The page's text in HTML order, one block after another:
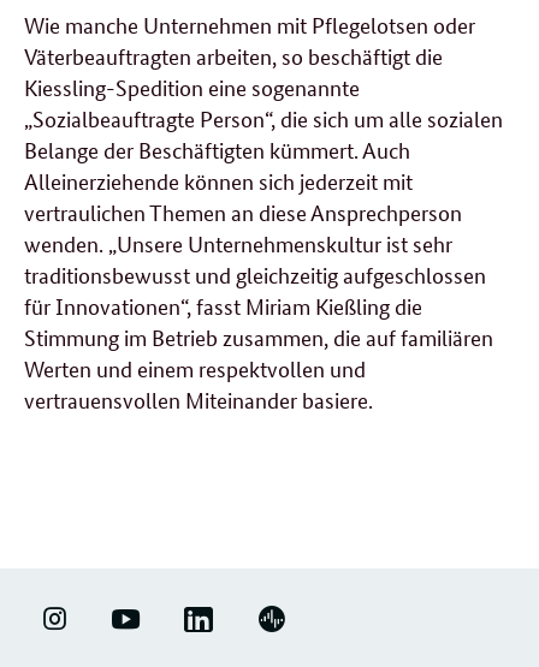
Wie manche Unternehmen mit Pflegelotsen oder
Väterbeauftragten arbeiten, so beschäftigt die
Kiessling-Spedition eine sogenannte
„Sozialbeauftragte Person“, die sich um alle sozialen
Belange der Beschäftigten kümmert. Auch
Alleinerziehende können sich jederzeit mit
vertraulichen Themen an diese Ansprechperson
wenden. „Unsere Unternehmenskultur ist sehr
traditionsbewusst und gleichzeitig aufgeschlossen
für Innovationen“, fasst Miriam Kießling die
Stimmung im Betrieb zusammen, die auf familiären
Werten und einem respektvollen und
vertrauensvollen Miteinander basiere.
ERFOLGSFAKTOR
YOUTUBE LINKEDIN PODIGEE